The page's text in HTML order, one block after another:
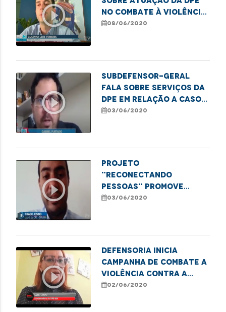
play_circle_outline
no combate à violência
contra a pessoa idosa
08/06/2020
play_circle_outline
Subdefensor-geral
fala sobre serviços da
DPE em relação a casos
de violência contra
03/06/2020
play_circle_outline
Projeto
"Reconectando
Pessoas" promove
audiências virtuais de
03/06/2020
play_circle_outline
Defensoria inicia
Campanha de Combate a
Violência Contra a
Pessoa Idosa
02/06/2020